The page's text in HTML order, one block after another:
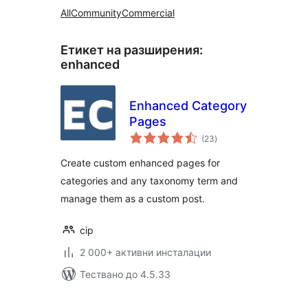
AllCommunityCommercial
Етикет на разширения:
enhanced
Enhanced Category
Pages
(23общо
оценки
)
Create custom enhanced pages for
categories and any taxonomy term and
manage them as a custom post.
cip
2 000+ активни инсталации
Тествано до 4.5.33